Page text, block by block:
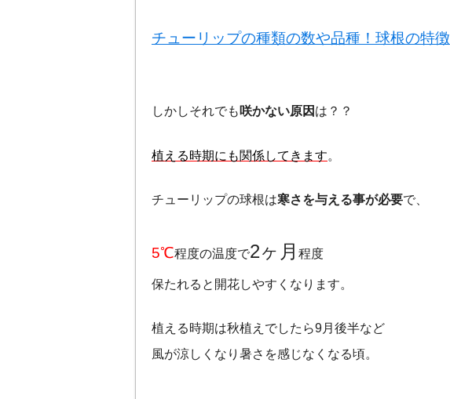
チューリップの種類の数や品種！球根の特徴
しかしそれでも 咲かない原因 は？？
植える時期にも関係してきます。
チューリップの球根は寒さを与える事が必要で、
5℃程度の温度で2ヶ月 程度
保たれると開花しやすくなります。
植える時期は秋植えでしたら9月後半など
風が涼しくなり暑さを感じなくなる頃。